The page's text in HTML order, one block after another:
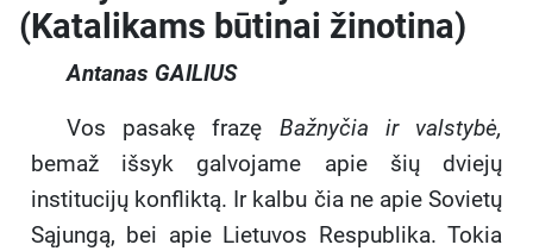
(Katalikams būtinai žinotina)
Antanas GAILIUS
Vos pasakę frazę Bažnyčia ir valstybė,
bemaž išsyk galvojame apie šių dviejų
institucijų konfliktą. Ir kalbu čia ne apie Sovietų
Sąjungą, bei apie Lietuvos Respublika. Tokia